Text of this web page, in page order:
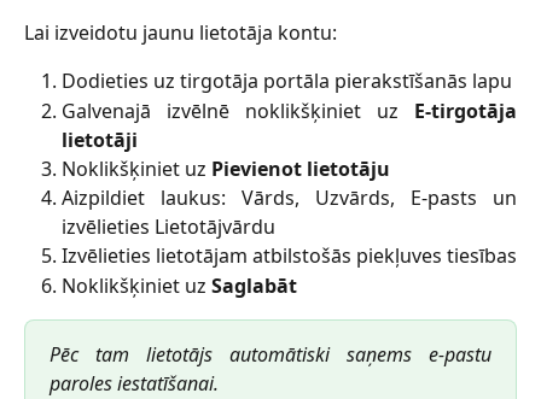
Lai izveidotu jaunu lietotāja kontu:
Dodieties uz tirgotāja portāla pierakstīšanās lapu
Galvenajā izvēlnē noklikšķiniet uz E-tirgotāja
lietotāji
Noklikšķiniet uz Pievienot lietotāju
Aizpildiet laukus: Vārds, Uzvārds, E-pasts un
izvēlieties Lietotājvārdu
Izvēlieties lietotājam atbilstošās piekļuves tiesības
Noklikšķiniet uz Saglabāt
Pēc tam lietotājs automātiski saņems e-pastu
paroles iestatīšanai.